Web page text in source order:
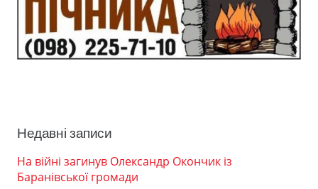
Недавні записи
На війні загинув Олександр Окончик із
Баранівської громади